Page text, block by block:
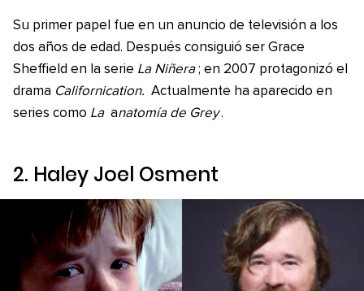
Su primer papel fue en un anuncio de televisión a los
dos años de edad. Después consiguió ser Grace
Sheffield en la serie La Niñera ; en 2007 protagonizó el
drama Californication. Actualmente ha aparecido en
series como La anatomía de Grey .
2. Haley Joel Osment